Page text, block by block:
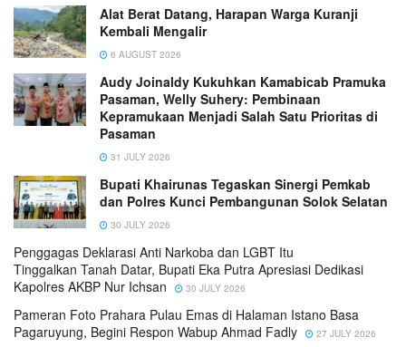
Alat Berat Datang, Harapan Warga Kuranji
Kembali Mengalir
6 AUGUST 2026
Audy Joinaldy Kukuhkan Kamabicab Pramuka
Pasaman, Welly Suhery: Pembinaan
Kepramukaan Menjadi Salah Satu Prioritas di
Pasaman
31 JULY 2026
Bupati Khairunas Tegaskan Sinergi Pemkab
dan Polres Kunci Pembangunan Solok Selatan
30 JULY 2026
Penggagas Deklarasi Anti Narkoba dan LGBT Itu
Tinggalkan Tanah Datar, Bupati Eka Putra Apresiasi Dedikasi
Kapolres AKBP Nur Ichsan
30 JULY 2026
Pameran Foto Prahara Pulau Emas di Halaman Istano Basa
Pagaruyung, Begini Respon Wabup Ahmad Fadly
27 JULY 2026